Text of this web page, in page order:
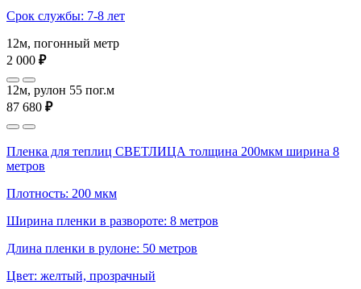
Срок службы: 7-8 лет
12м, погонный метр
2 000 ₽
12м, рулон 55 пог.м
87 680 ₽
Пленка для теплиц СВЕТЛИЦА толщина 200мкм ширина 8
метров
Плотность: 200 мкм
Ширина пленки в развороте: 8 метров
Длина пленки в рулоне: 50 метров
Цвет: желтый, прозрачный